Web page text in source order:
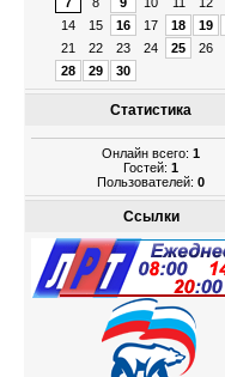
14
15 16 17 18 19
21
22 23 24 25 26
28
29 30
Статистика
Онлайн всего: 1
Гостей: 1
Пользователей: 0
Ссылки